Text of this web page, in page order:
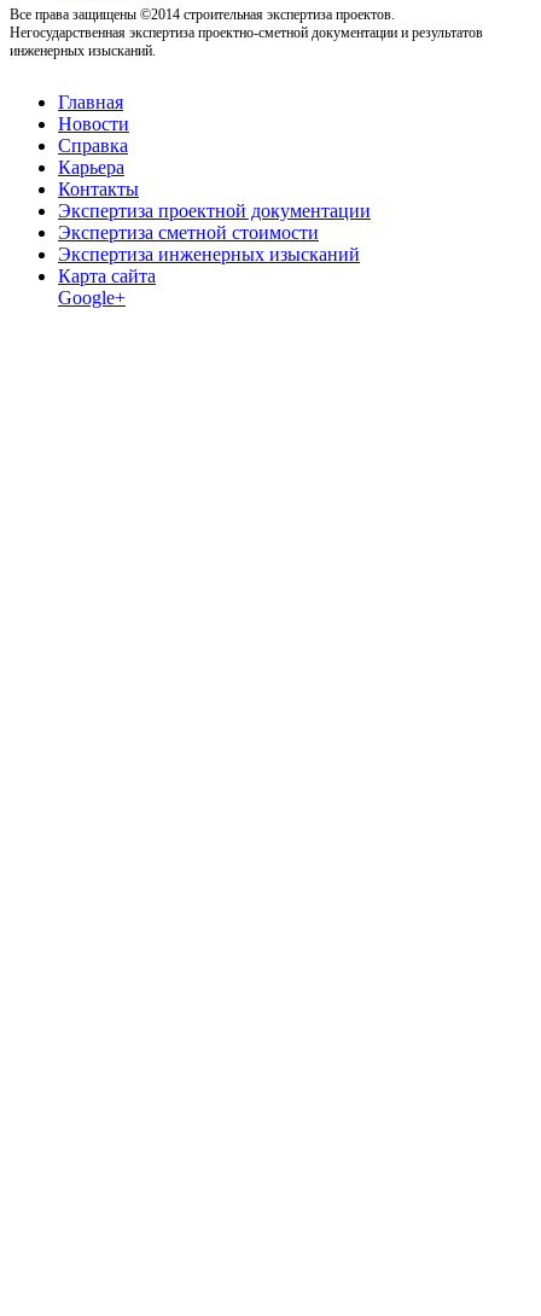
Все права защищены ©2014 строительная экспертиза проектов.
Негосударственная экспертиза проектно-сметной документации и результатов
инженерных изысканий.
Главная
Новости
Справка
Карьера
Контакты
Экспертиза проектной документации
Экспертиза сметной стоимости
Экспертиза инженерных изысканий
Карта сайта
Google+